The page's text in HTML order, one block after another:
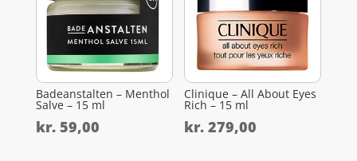
Badeanstalten – Menthol
Salve – 15 ml
kr.59,00
Clinique – All About Eyes
Rich – 15 ml
kr. 279,00